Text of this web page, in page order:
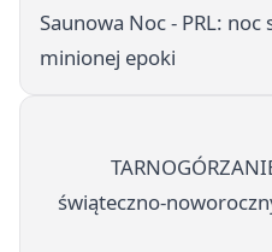
Saunowa Noc - PRL:
minionej epoki